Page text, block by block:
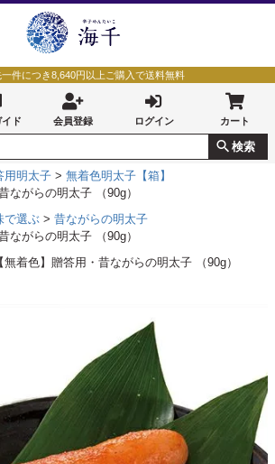
一件につき8,640円以上ご購入で送料無料
ド 会員登録 ログイン カート
検索
用明太子
無着色明太子【箱】
ながらの明太子 （90g）
で選ぶ
昔ながらの明太子
ながらの明太子 （90g）
【無着色】贈答用・昔ながらの明太子 （90g）